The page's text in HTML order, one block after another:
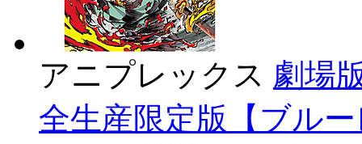
アニプレックス 劇場
全生産限定版【ブル